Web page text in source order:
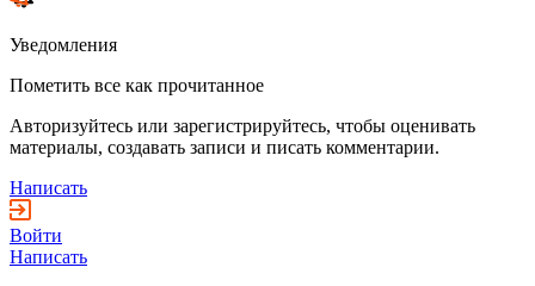
Уведомления
Пометить все как прочитанное
Авторизуйтесь или зарегистрируйтесь, чтобы оценивать
материалы, создавать записи и писать комментарии.
Написать
Войти
Написать